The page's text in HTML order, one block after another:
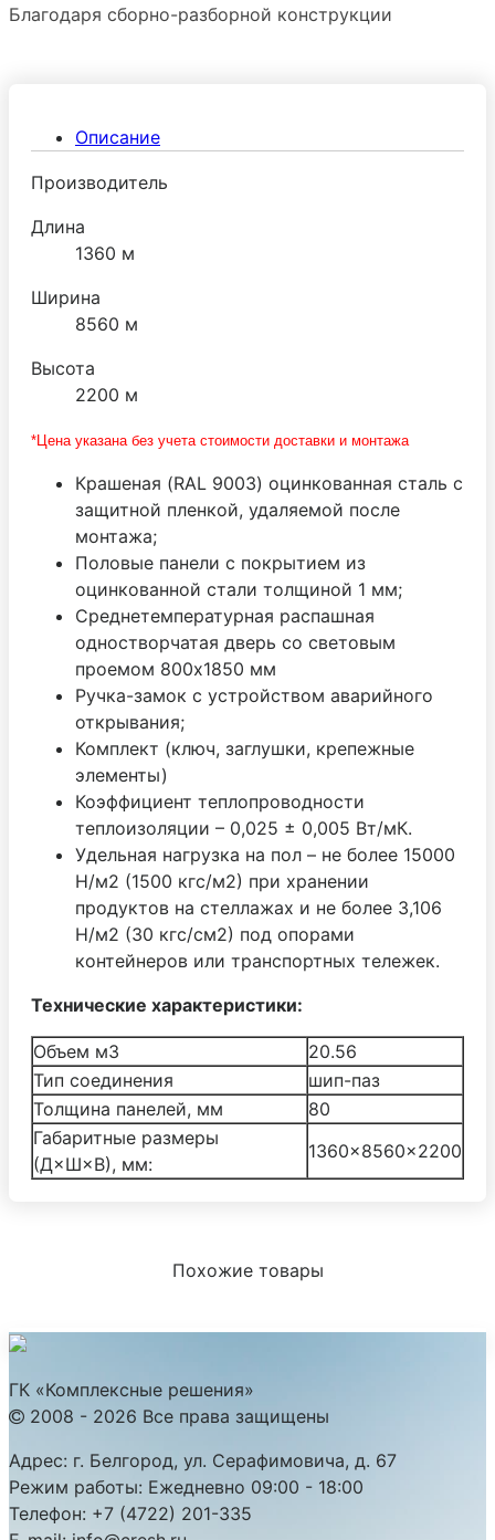
Благодаря сборно-разборной конструкции
(Италия).Описание
Производитель
Длина
1360 м
Ширина
8560 м
Высота
2200 м
*Цена указана без учета стоимости доставки и монтажа
Крашеная (RAL 9003) оцинкованная сталь с
защитной пленкой, удаляемой после
монтажа;
Половые панели с покрытием из
оцинкованной стали толщиной 1 мм;
Среднетемпературная распашная
одностворчатая дверь со световым
проемом 800х1850 мм
Ручка-замок с устройством аварийного
открывания;
Комплект (ключ, заглушки, крепежные
элементы)
Коэффициент теплопроводности
теплоизоляции – 0,025 ± 0,005 Вт/мК.
Удельная нагрузка на пол – не более 15000
Н/м2 (1500 кгс/м2) при хранении
продуктов на стеллажах и не более 3,106
Н/м2 (30 кгс/см2) под опорами
контейнеров или транспортных тележек.
Технические характеристики:
Объем м3
20.56
Тип соединения
шип-паз
Толщина панелей, мм
80
Габаритные размеры
(Д×Ш×В), мм:
1360×8560×2200
Похожие товары
ГК «Комплексные решения»
2008 - 2026 Все права защищены
Адрес: г. Белгород, ул. Серафимовича, д. 67
Режим работы: Ежедневно 09:00 - 18:00
Телефон: +7 (4722) 201-335